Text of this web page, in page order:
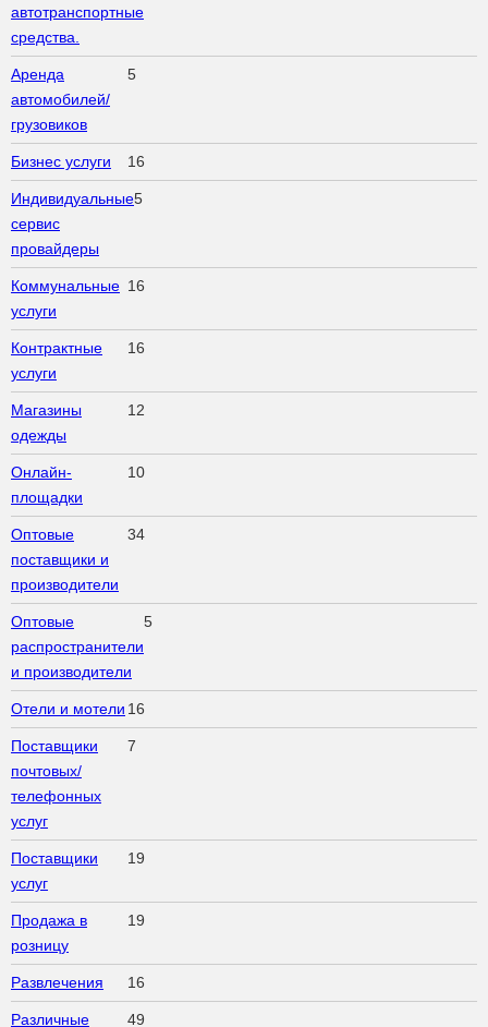
автотранспортные
средства.
Аренда
автомобилей/
грузовиков
5
Бизнес услуги 16
Индивидуальные
сервис
провайдеры
5
Коммунальные
услуги
16
Контрактные
услуги
16
Магазины
одежды
12
Онлайн-
площадки
10
Оптовые
поставщики и
производители
34
Оптовые
распространители
и производители
5
Отели и мотели 16
Поставщики
почтовых/
телефонных
услуг
7
Поставщики
услуг
19
Продажа в
розницу
19
Развлечения 16
Различные 49